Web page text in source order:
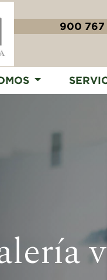
900